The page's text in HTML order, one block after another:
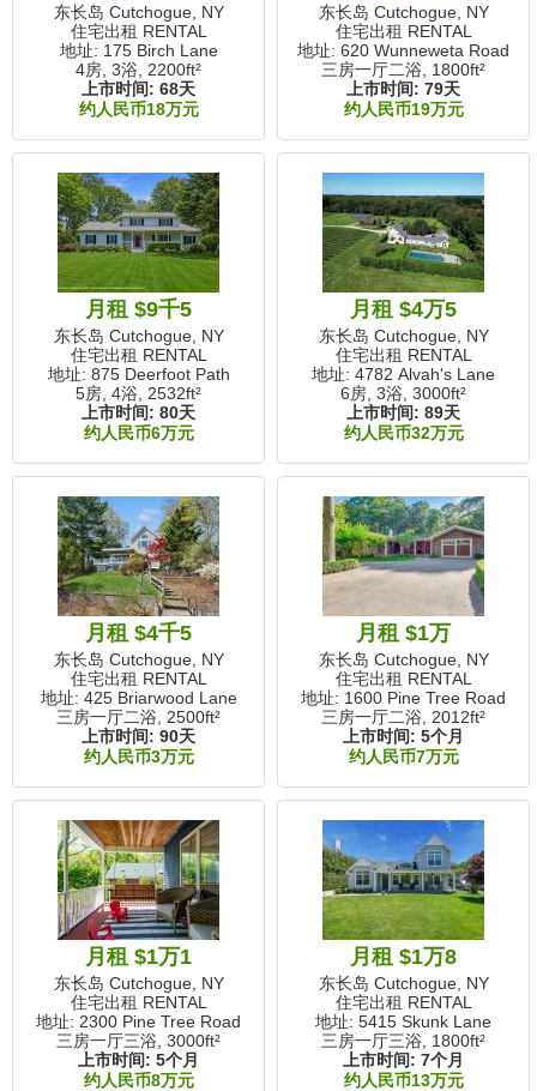
东长岛 Cutchogue, NY
住宅出租 RENTAL
地址: 175 Birch Lane
4房, 3浴, 2200ft²
上市时间: 68天
约人民币18万元
东长岛 Cutchogue, NY
住宅出租 RENTAL
地址: 620 Wunneweta Road
三房一厅二浴, 1800ft²
上市时间: 79天
约人民币19万元
月租 $9千5
东长岛 Cutchogue, NY
住宅出租 RENTAL
地址: 875 Deerfoot Path
5房, 4浴, 2532ft²
上市时间: 80天
约人民币6万元
月租 $4万5
东长岛 Cutchogue, NY
住宅出租 RENTAL
地址: 4782 Alvah's Lane
6房, 3浴, 3000ft²
上市时间: 89天
约人民币32万元
月租 $4千5
东长岛 Cutchogue, NY
住宅出租 RENTAL
地址: 425 Briarwood Lane
三房一厅二浴, 2500ft²
上市时间: 90天
约人民币3万元
月租 $1万
东长岛 Cutchogue, NY
住宅出租 RENTAL
地址: 1600 Pine Tree Road
三房一厅二浴, 2012ft²
上市时间: 5个月
约人民币7万元
月租 $1万1
东长岛 Cutchogue, NY
住宅出租 RENTAL
地址: 2300 Pine Tree Road
三房一厅三浴, 3000ft²
上市时间: 5个月
约人民币8万元
月租 $1万8
东长岛 Cutchogue, NY
住宅出租 RENTAL
地址: 5415 Skunk Lane
三房一厅三浴, 1800ft²
上市时间: 7个月
约人民币13万元